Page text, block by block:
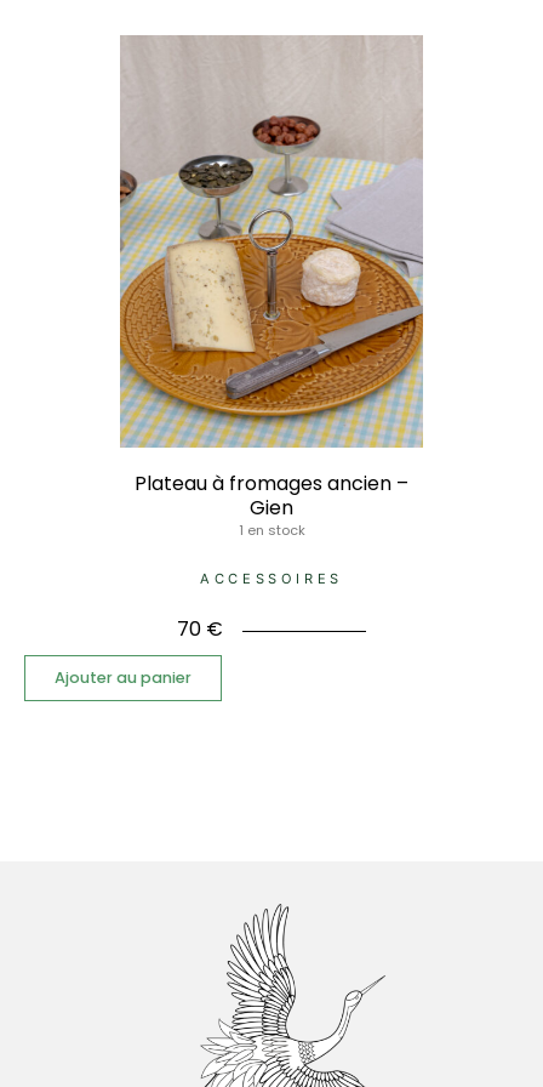
Plateau à fromages ancien –
Gien
1 en stock
ACCESSOIRES
70 €
Ajouter au panier